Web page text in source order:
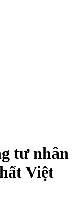
tư nhân
Việt